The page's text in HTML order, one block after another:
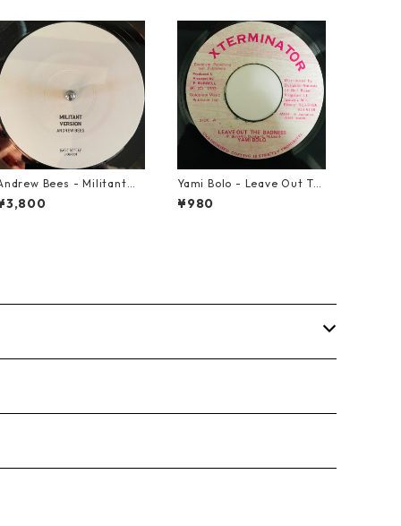
Bees ‎- Militant【1
50066】
Yami Bolo - Leave Out Th
e Badness 【7-10916】
¥980